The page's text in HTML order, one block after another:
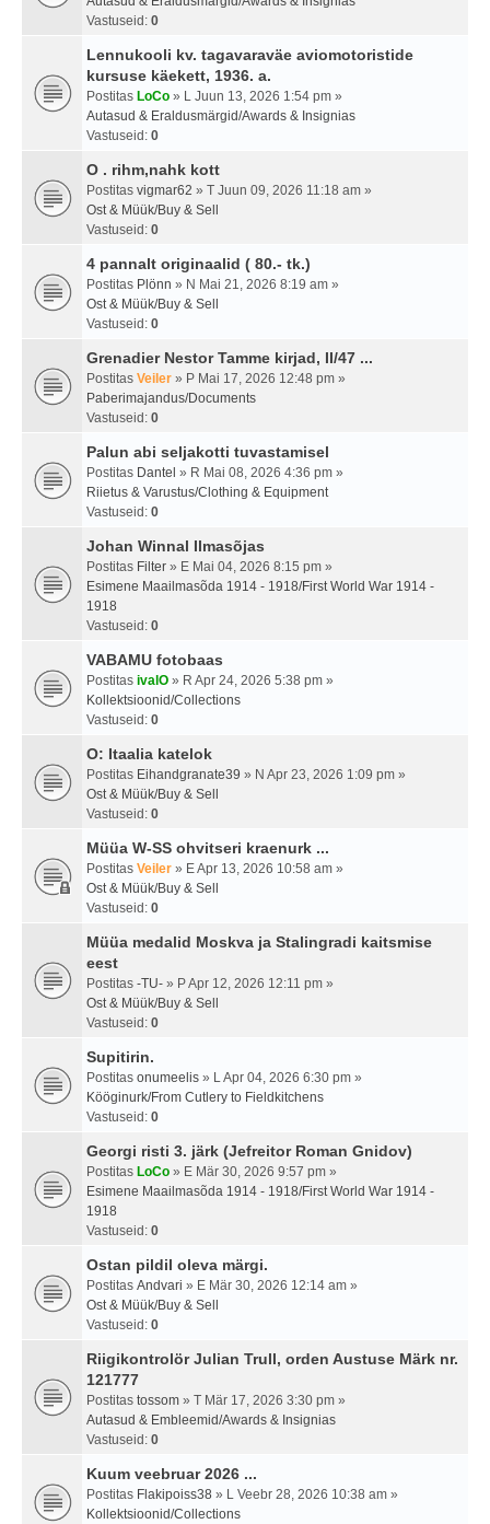
Vastuseid: 0
Lennukooli kv. tagavaraväe aviomotoristide
kursuse käekett, 1936. a.
Postitas LoCo » L Juun 13, 2026 1:54 pm »
Autasud & Eraldusmärgid/Awards & Insignias
Vastuseid: 0
O . rihm,nahk kott
Postitas vigmar62 » T Juun 09, 2026 11:18 am »
Ost & Müük/Buy & Sell
Vastuseid: 0
4 pannalt originaalid ( 80.- tk.)
Postitas Plönn » N Mai 21, 2026 8:19 am »
Ost & Müük/Buy & Sell
Vastuseid: 0
Grenadier Nestor Tamme kirjad, II/47 ...
Postitas Veiler » P Mai 17, 2026 12:48 pm »
Paberimajandus/Documents
Vastuseid: 0
Palun abi seljakotti tuvastamisel
Postitas Dantel » R Mai 08, 2026 4:36 pm »
Riietus & Varustus/Clothing & Equipment
Vastuseid: 0
Johan Winnal Ilmasõjas
Postitas Filter » E Mai 04, 2026 8:15 pm »
Esimene Maailmasõda 1914 - 1918/First World War 1914 -
1918
Vastuseid: 0
VABAMU fotobaas
Postitas ivalO » R Apr 24, 2026 5:38 pm »
Kollektsioonid/Collections
Vastuseid: 0
O: Itaalia katelok
Postitas Eihandgranate39 » N Apr 23, 2026 1:09 pm »
Ost & Müük/Buy & Sell
Vastuseid: 0
Müüa W-SS ohvitseri kraenurk ...
Postitas Veiler » E Apr 13, 2026 10:58 am »
Ost & Müük/Buy & Sell
Vastuseid: 0
Müüa medalid Moskva ja Stalingradi kaitsmise
eest
Postitas -TU- » P Apr 12, 2026 12:11 pm »
Ost & Müük/Buy & Sell
Vastuseid: 0
Supitirin.
Postitas onumeelis » L Apr 04, 2026 6:30 pm »
Kööginurk/From Cutlery to Fieldkitchens
Vastuseid: 0
Georgi risti 3. järk (Jefreitor Roman Gnidov)
Postitas LoCo » E Mär 30, 2026 9:57 pm »
Esimene Maailmasõda 1914 - 1918/First World War 1914 -
1918
Vastuseid: 0
Ostan pildil oleva märgi.
Postitas Andvari » E Mär 30, 2026 12:14 am »
Ost & Müük/Buy & Sell
Vastuseid: 0
Riigikontrolör Julian Trull, orden Austuse Märk nr.
121777
Postitas tossom » T Mär 17, 2026 3:30 pm »
Autasud & Embleemid/Awards & Insignias
Vastuseid: 0
Kuum veebruar 2026 ...
Postitas Flakipoiss38 » L Veebr 28, 2026 10:38 am »
Kollektsioonid/Collections